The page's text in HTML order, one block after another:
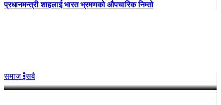
प्रधानमन्त्री शाहलाई भारत भ्रमणको औपचारिक निम्तो
समाज सबै